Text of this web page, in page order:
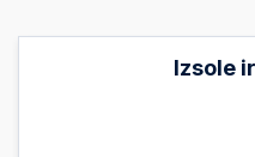
Izsole